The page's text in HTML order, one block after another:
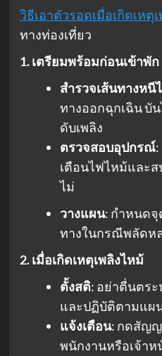
วิธีเอาตัวรอดเมื่อเกิดเหตุ
ทางท่องเที่ยว
1. เตรียมพร้อมก่อนเข้าพัก
สำรวจเส้นทางหนี
ทางออกฉุกเฉิน บั
ดับเพลิง
ตรวจสอบอุปกรณ์:
เตือนไฟไหม้และส
ไม่
วางแผน: กำหนดจุ
ทางในกรณีพลัดห
2. เมื่อเกิดเหตุเพลิงไหม้
ตั้งสติ: อย่าตื่นตร
และปฏิบัติตามแผ
แจ้งเตือน: กดสัญ
พนักงานหรือเจ้าห